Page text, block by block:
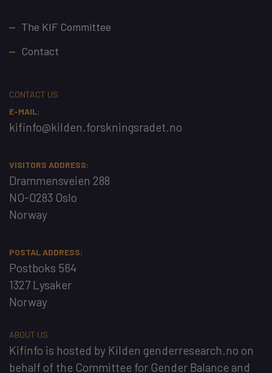
Footer
The KIF Committee
Contact
CONTACT US
E-MAIL:
kifinfo@kilden.forskningsradet.no
VISITORS ADDRESS:
Drammensveien 288
NO-0283 Oslo
Norway
POSTAL ADDRESS:
Postboks 564
1327 Lysaker
Norway
ABOUT US
Kifinfo is hosted by Kilden genderresearch.no on
behalf of the Committee for Gender Balance and